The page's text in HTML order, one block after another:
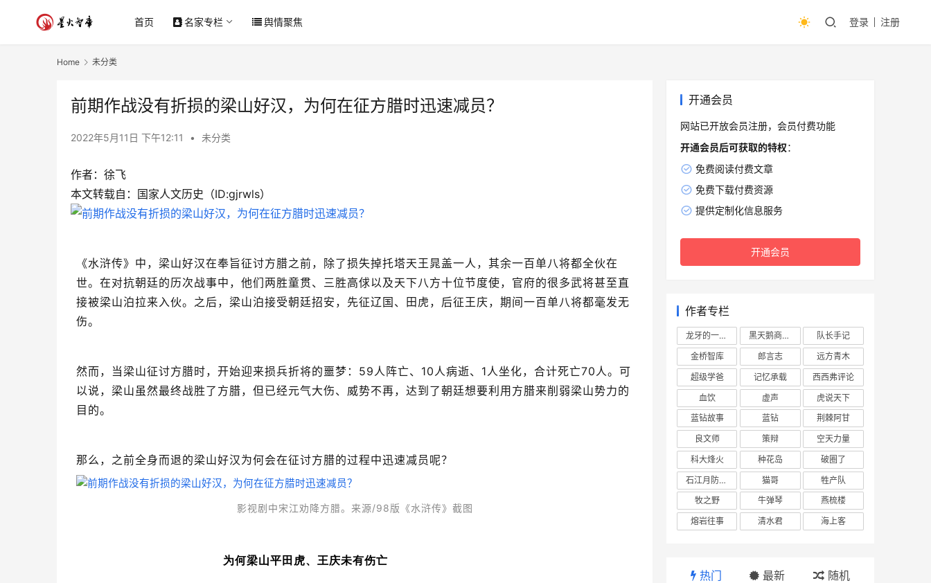
首页 名家专栏 舆情聚焦 登录 注册
Home 未分类
前期作战没有折损的梁山好汉，为何在征方腊时迅速减员？
2022年5月11日 下午12:11 • 未分类
作者：徐飞
本文转载自：国家人文历史（ID:gjrwls）
《水浒传》中，梁山好汉在奉旨征讨方腊之前，除了损失掉托塔天王晁盖一人，其余一百单八将都全伙在
世。在对抗朝廷的历次战事中，他们两胜童贯、三胜高俅以及天下八方十位节度使，官府的很多武将甚至直
接被梁山泊拉来入伙。之后，梁山泊接受朝廷招安，先征辽国、田虎，后征王庆，期间一百单八将都毫发无
伤。
然而，当梁山征讨方腊时，开始迎来损兵折将的噩梦：59人阵亡、10人病逝、1人坐化，合计死亡70人。可
以说，梁山虽然最终战胜了方腊，但已经元气大伤、威势不再，达到了朝廷想要利用方腊来削弱梁山势力的
目的。
那么，之前全身而退的梁山好汉为何会在征讨方腊的过程中迅速减员呢？
影视剧中宋江劝降方腊。来源/98版《水浒传》截图
为何梁山平田虎、王庆未有伤亡
开通会员
网站已开放会员注册，会员付费功能
开通会员后可获取的特权：
免费阅读付费文章
免费下载付费资源
提供定制化信息服务
开通会员
作者专栏
龙牙的一座山 黑天鹅商业情报站
队长手记
金桥智库
郎言志
远方青木
超级学爸
记忆承载
西西弗评论
血饮
虚声
虎说天下
蓝钻故事
蓝钻
荆棘阿甘
良文师
策辩
空天力量
科大烽火
种花岛
破圈了
石江月防务观察
猫哥
牲产队
牧之野
牛弹琴
燕梳楼
熔岩往事
清水君 海上客
热门 最新 随机